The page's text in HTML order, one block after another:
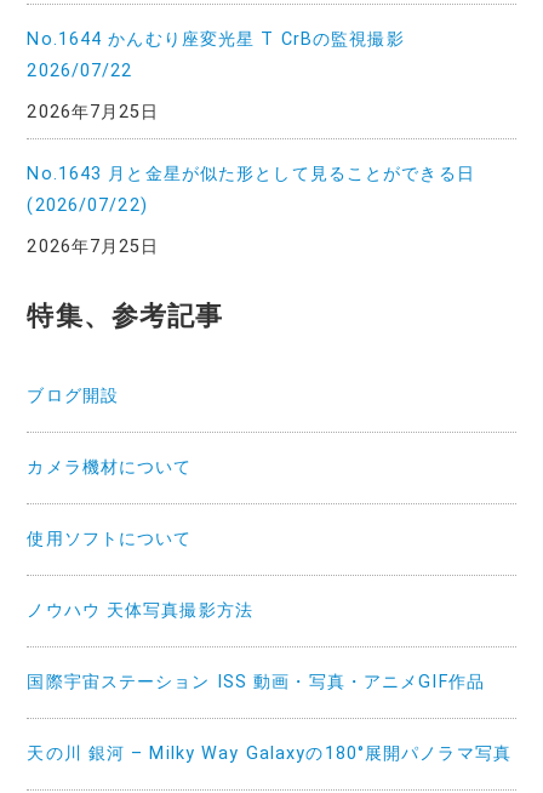
No.1644 かんむり座変光星 T CrBの監視撮影
2026/07/22
2026年7月25日
No.1643 月と金星が似た形として見ることができる日
(2026/07/22)
2026年7月25日
特集、参考記事
ブログ開設
カメラ機材について
使用ソフトについて
ノウハウ 天体写真撮影方法
国際宇宙ステーション ISS 動画・写真・アニメGIF作品
天の川 銀河 – Milky Way Galaxyの180°展開パノラマ写真